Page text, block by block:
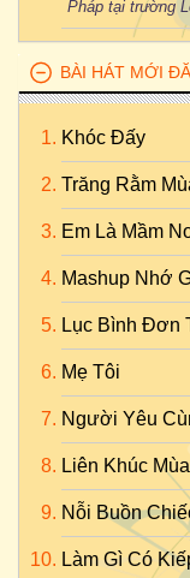
Pháp tại trường
BÀI HÁT MỚI
Khóc Đấy
Trăng Rằm
Em Là Mầm
Mashup Nhớ
Lục Bình Đơn
Mẹ Tôi
Người Yêu
Liên Khúc
Nỗi Buồn
Làm Gì Có